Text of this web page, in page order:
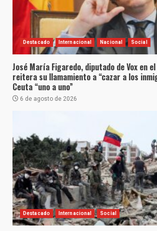
Destacado Internacional Nacional Social
José María Figaredo, diputado de Vox en
reitera su llamamiento a “cazar a los
Ceuta “uno a uno”
6 de agosto de 2026
Destacado Internacional Social